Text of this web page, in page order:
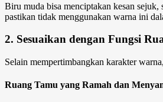
Biru muda bisa menciptakan kesan
pastikan tidak menggunakan warna ini
2. Sesuaikan dengan Fungsi
Selain mempertimbangkan karakter
Ruang Tamu yang Ramah dan